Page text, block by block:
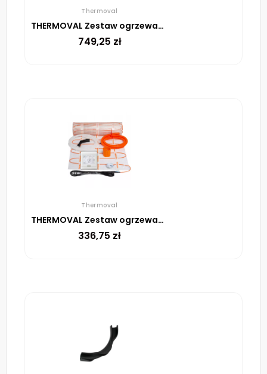
Thermoval
THERMOVAL Zestaw ogrzewania podłogowego – mata TV TO 4m² 170W/m² regulator TT 16 biały
749,25 zł
Thermoval
THERMOVAL Zestaw ogrzewania podłogowego – mata TV TO 0,5m² 170W/m² regulator TT 16 biały
336,75 zł